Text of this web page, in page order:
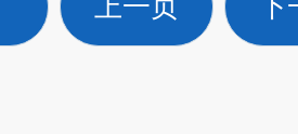
上一页 下